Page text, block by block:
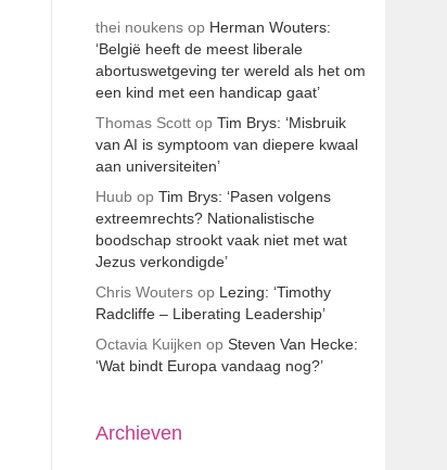
thei noukensop Herman Wouters:
‘België heeft de meest liberale
abortuswetgeving ter wereld als het om
een kind met een handicap gaat’
Thomas Scottop Tim Brys: ‘Misbruik
van AI is symptoom van diepere kwaal
aan universiteiten’
Huubop Tim Brys: ‘Pasen volgens
extreemrechts? Nationalistische
boodschap strookt vaak niet met wat
Jezus verkondigde’
Chris Woutersop Lezing: ‘Timothy
Radcliffe – Liberating Leadership’
Octavia Kuijken op Steven Van Hecke:
‘Wat bindt Europa vandaag nog?’
Archieven